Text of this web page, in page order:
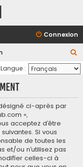
Connexion
e
c
Langue :
ci-après par
»,
acceptez d’être
Si vous
de toutes les
et/ou n’utilisez pas
celles-ci à